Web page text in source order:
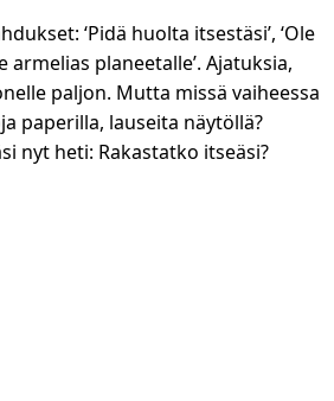
‘Pidä huolta itsestäsi’, ‘Ole
armelias planeetalle’. Ajatuksia,
paljon. Mutta missä vaiheessa
paperilla, lauseita näytöllä?
nyt heti: Rakastatko itseäsi?